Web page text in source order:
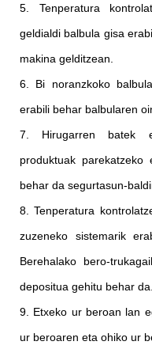
5. Tenperatura
geldialdi balbula gisa
makina gelditzean.
6. Bi noranzkoko
erabili behar balbularen
7. Hirugarren batek
produktuak
behar da segurtasun-
8. Tenperatura
zuzeneko sistemarik
Berehalako bero-
depositua gehitu behar da.
9. Etxeko ur beroan lan
ur beroaren eta ohiko ur